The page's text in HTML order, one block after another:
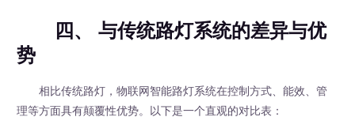
四、 与传统路灯系统的差异与优
势
相比传统路灯，物联网智能路灯系统在控制方式、能效、管
理等方面具有颠覆性优势。以下是一个直观的对比表：